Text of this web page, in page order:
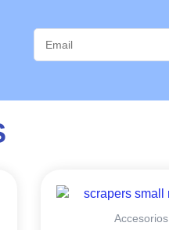
Accesorios